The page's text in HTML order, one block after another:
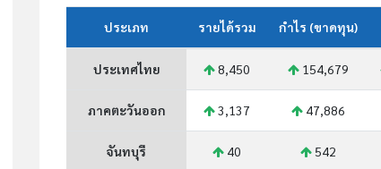
ประเภท รายได้รวม กำไร (ขาดทุน)
ประเทศไทย 8,450 154,679
ภาคตะวันออก 3,137 47,886
จันทบุรี 40 542